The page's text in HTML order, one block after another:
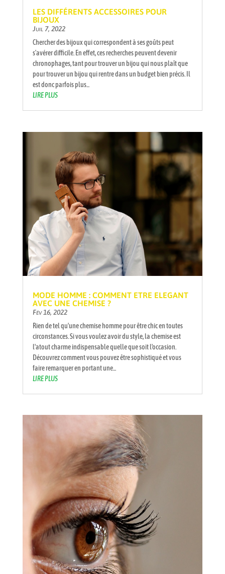
LES DIFFÉRENTS ACCESSOIRES POUR
BIJOUX
Juil 7, 2022
Chercher des bijoux qui correspondent à ses goûts peut
s’avérer difficile. En effet, ces recherches peuvent devenir
chronophages, tant pour trouver un bijou qui nous plaît que
pour trouver un bijou qui rentre dans un budget bien précis. Il
est donc parfois plus...
LIRE PLUS
MODE HOMME : COMMENT ETRE ELEGANT
AVEC UNE CHEMISE ?
Fév 16, 2022
Rien de tel qu'une chemise homme pour être chic en toutes
circonstances. Si vous voulez avoir du style, la chemise est
l'atout charme indispensable quelle que soit l'occasion.
Découvrez comment vous pouvez être sophistiqué et vous
faire remarquer en portant une...
LIRE PLUS